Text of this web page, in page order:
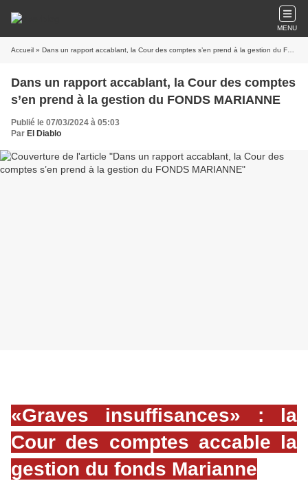
MENU
Accueil » Dans un rapport accablant, la Cour des comptes s’en prend à la gestion du FONDS MARIANNE
Dans un rapport accablant, la Cour des comptes
s’en prend à la gestion du FONDS MARIANNE
Publié le 07/03/2024 à 05:03
Par El Diablo
«Graves insuffisances» : la
Cour des comptes accable la
gestion du fonds Marianne